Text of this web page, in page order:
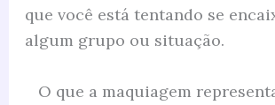
que você está tentando se
algum grupo ou situação.
O que a maquiagem